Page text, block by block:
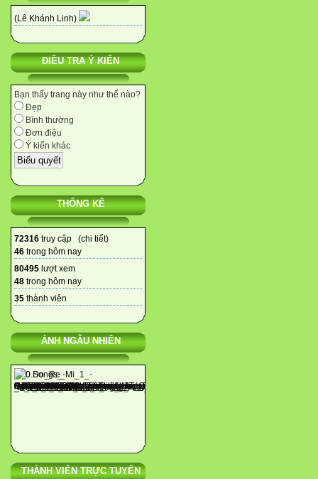
(Lê Khánh Linh)
ĐIỀU TRA Ý KIẾN
Bạn thấy trang này như thế nào?
Đẹp
Bình thường
Đơn điệu
Ý kiến khác
THỐNG KÊ
72316 truy cập (chi tiết)
46 trong hôm nay
80495 lượt xem
48 trong hôm nay
35 thành viên
ẢNH NGẪU NHIÊN
THÀNH VIÊN TRỰC TUYẾN